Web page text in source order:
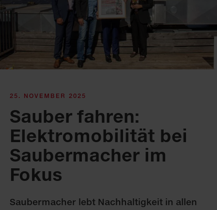
25. NOVEMBER 2025
Sauber fahren:
Elektromobilität bei
Saubermacher im
Fokus
Saubermacher lebt Nachhaltigkeit in allen